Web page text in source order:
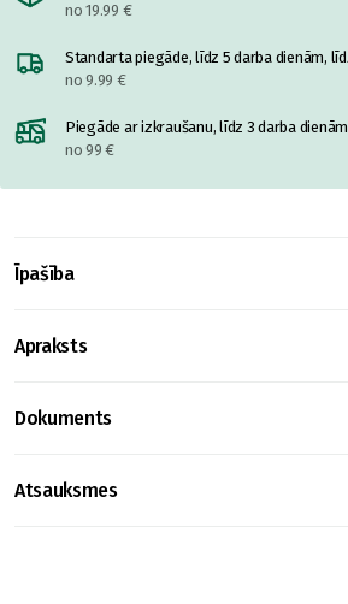
no 19.99 €
Standarta piegāde, līdz 5 darba dienām,
no 9.99 €
Piegāde ar izkraušanu, līdz 3 darba
no 99 €
Īpašība
Apraksts
Dokuments
Atsauksmes